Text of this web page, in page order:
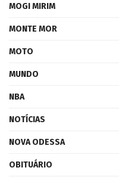
MOGI MIRIM
MONTE MOR
MOTO
MUNDO
NBA
NOTÍCIAS
NOVA ODESSA
OBITUÁRIO